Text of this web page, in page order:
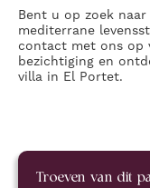
Bent u op zoek
mediterrane
contact met ons op
bezichtiging en
villa in El Portet.
Troeven van dit